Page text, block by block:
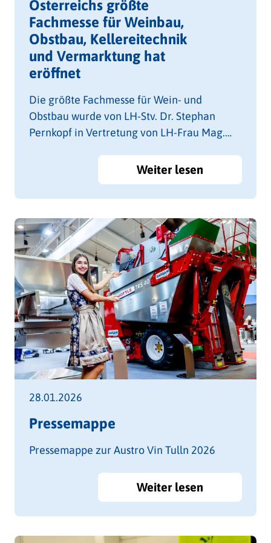
Österreichs größte
Fachmesse für Weinbau,
Obstbau, Kellereitechnik
und Vermarktung hat
eröffnet
Die größte Fachmesse für Wein- und
Obstbau wurde von LH-Stv. Dr. Stephan
Pernkopf in Vertretung von LH-Frau Mag.
bereits zum vierten Mal statt. Auf 18.000 m²
präsentieren 240 Fachaussteller aus 14
Nationen mit 450 Marken Wein- und
Wertschöpfungskette. Damit ist die Austro
Vin Tulln Österreichs größte Spezialmesse in
der Landwirtschaft. Weltweit führende
Unternehmen und Fachhändler
präsentieren von der Pflanzung bis zur
Ausschank ihre Produktinnovationen vor Ort
und bieten beste Beratung aus erster Hand.
Weiter lesen
28.01.2026
Pressemappe
Pressemappe zur Austro Vin Tulln 2026
Weiter lesen